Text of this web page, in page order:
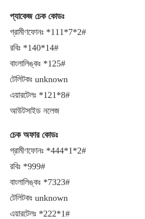
প্যাকেজ চেক কোডঃ
গ্রামীণফোনঃ *111*7*2#
রবিঃ *140*14#
বাংলালিঙ্কঃ *125#
টেলিটকঃ unknown
এয়ারটেলঃ *121*8#
আউটসাইড নলেজ
চেক অফার কোডঃ
গ্রামীণফোনঃ *444*1*2#
রবিঃ *999#
বাংলালিঙ্কঃ *7323#
টেলিটকঃ unknown
এয়ারটেলঃ *222*1#